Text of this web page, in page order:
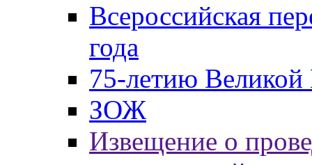
Всероссийская
года
75-летию
ЗОЖ
Извещение о